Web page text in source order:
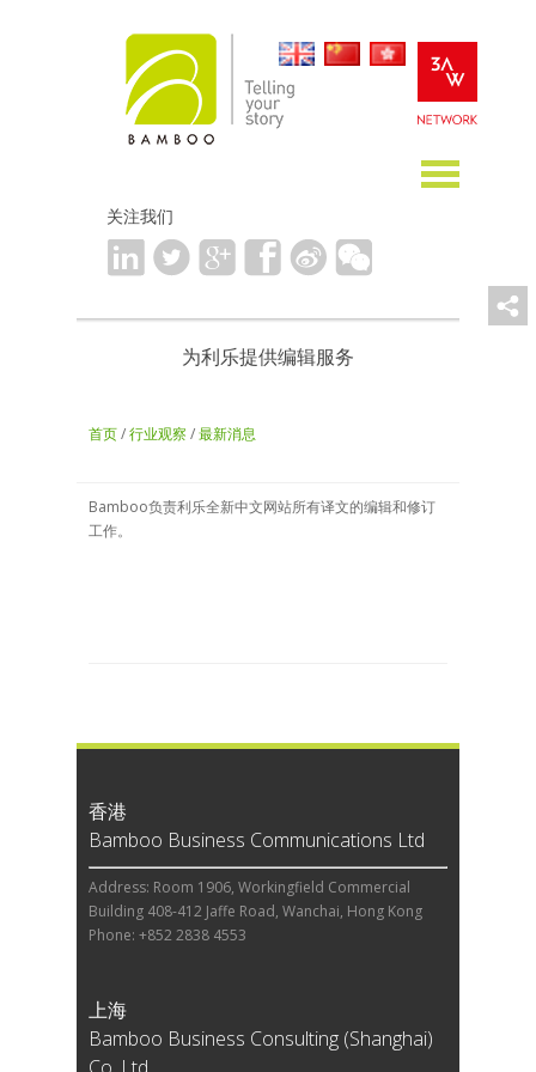
关注我们
为利乐提供编辑服务
首页/行业观察 /最新消息
Bamboo负责利乐全新中文网站所有译文的编辑和修订
工作。
香港
Bamboo Business Communications Ltd
Address: Room 1906, Workingfield Commercial
Building 408-412 Jaffe Road, Wanchai, Hong Kong
Phone: +852 2838 4553
上海
Bamboo Business Consulting (Shanghai)